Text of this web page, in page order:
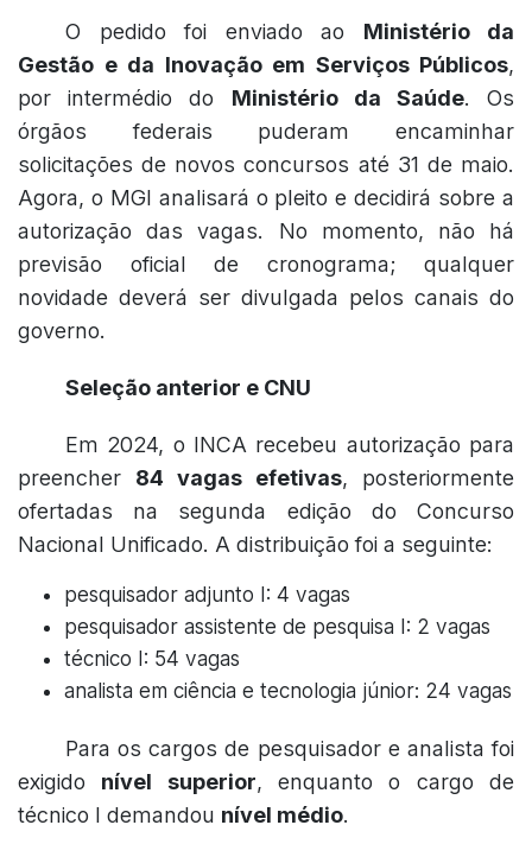
O pedido foi enviado ao Ministério da
Gestão e da Inovação em Serviços Públicos,
por intermédio do Ministério da Saúde. Os
órgãos federais puderam encaminhar
solicitações de novos concursos até 31 de maio.
Agora, o MGI analisará o pleito e decidirá sobre a
autorização das vagas. No momento, não há
previsão oficial de cronograma; qualquer
novidade deverá ser divulgada pelos canais do
governo.
Seleção anterior e CNU
Em 2024, o INCA recebeu autorização para
preencher 84 vagas efetivas, posteriormente
ofertadas na segunda edição do Concurso
Nacional Unificado. A distribuição foi a seguinte:
pesquisador adjunto I: 4 vagas
pesquisador assistente de pesquisa I: 2 vagas
técnico I: 54 vagas
analista em ciência e tecnologia júnior: 24 vagas
Para os cargos de pesquisador e analista foi
exigido nível superior, enquanto o cargo de
técnico I demandou nível médio.